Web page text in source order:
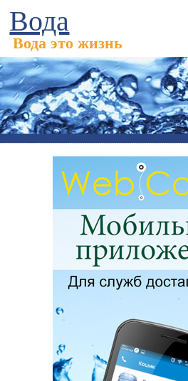
Вода
Вода это жизнь